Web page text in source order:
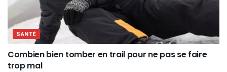
SANTÉ
Combien bien tomber en trail pour ne pas se faire
trop mal